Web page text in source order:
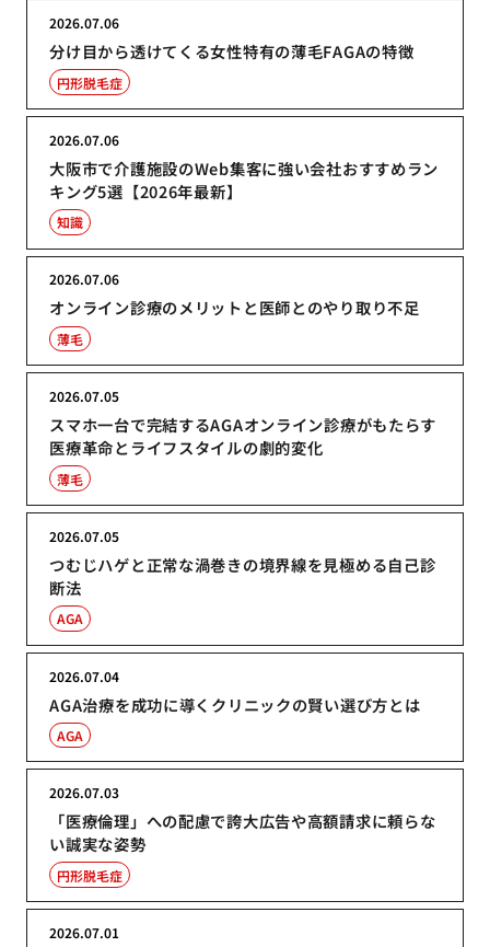
分け目から透けてくる女性特有の薄毛FAGAの特徴
2026.07.06
円形脱毛症
大阪市で介護施設のWeb集客に強い会社おすすめラン
キング5選【2026年最新】
2026.07.06
知識
オンライン診療のメリットと医師とのやり取り不足
2026.07.06
薄毛
スマホ一台で完結するAGAオンライン診療がもたらす
医療革命とライフスタイルの劇的変化
2026.07.05
薄毛
つむじハゲと正常な渦巻きの境界線を見極める自己診
断法
2026.07.05
AGA
AGA治療を成功に導くクリニックの賢い選び方とは
2026.07.04
AGA
「医療倫理」への配慮で誇大広告や高額請求に頼らな
い誠実な姿勢
2026.07.03
円形脱毛症
2026.07.01